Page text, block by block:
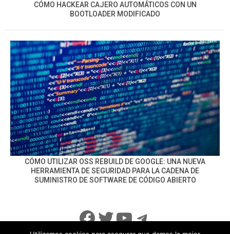
CÓMO HACKEAR CAJERO AUTOMÁTICOS CON UN
BOOTLOADER MODIFICADO
CÓMO UTILIZAR OSS REBUILD DE GOOGLE: UNA NUEVA
HERRAMIENTA DE SEGURIDAD PARA LA CADENA DE
SUMINISTRO DE SOFTWARE DE CÓDIGO ABIERTO
Facebook
Twitter
YouTube
Telegram